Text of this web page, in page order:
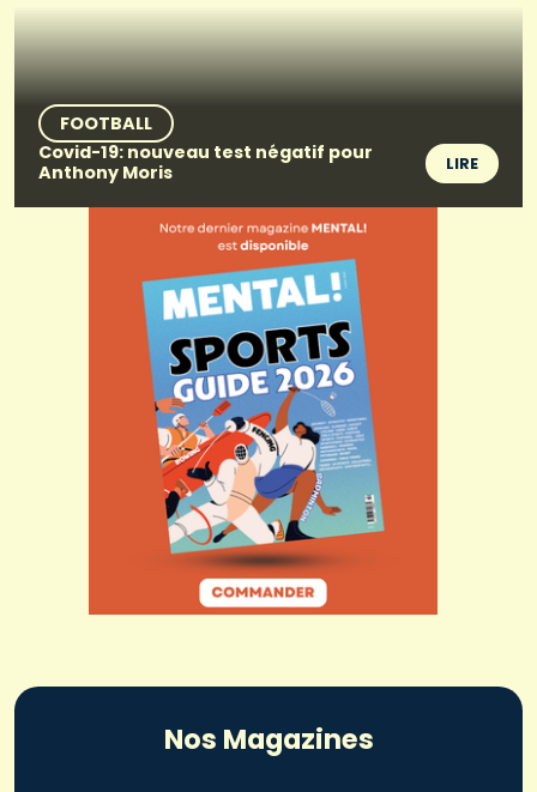
FOOTBALL
Covid-19: nouveau test négatif pour
Anthony Moris
LIRE
Nos Magazines